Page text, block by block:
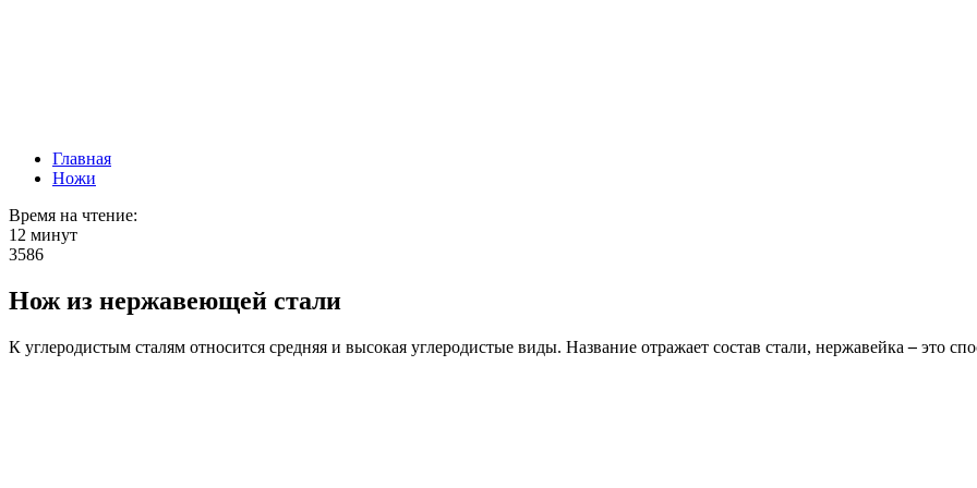
Главная
Ножи
Время на чтение:
12 минут
3586
Нож из нержавеющей стали
К углеродистым сталям относится средняя и высокая углеродистые виды. Название отражает состав стали, нержавейка– это